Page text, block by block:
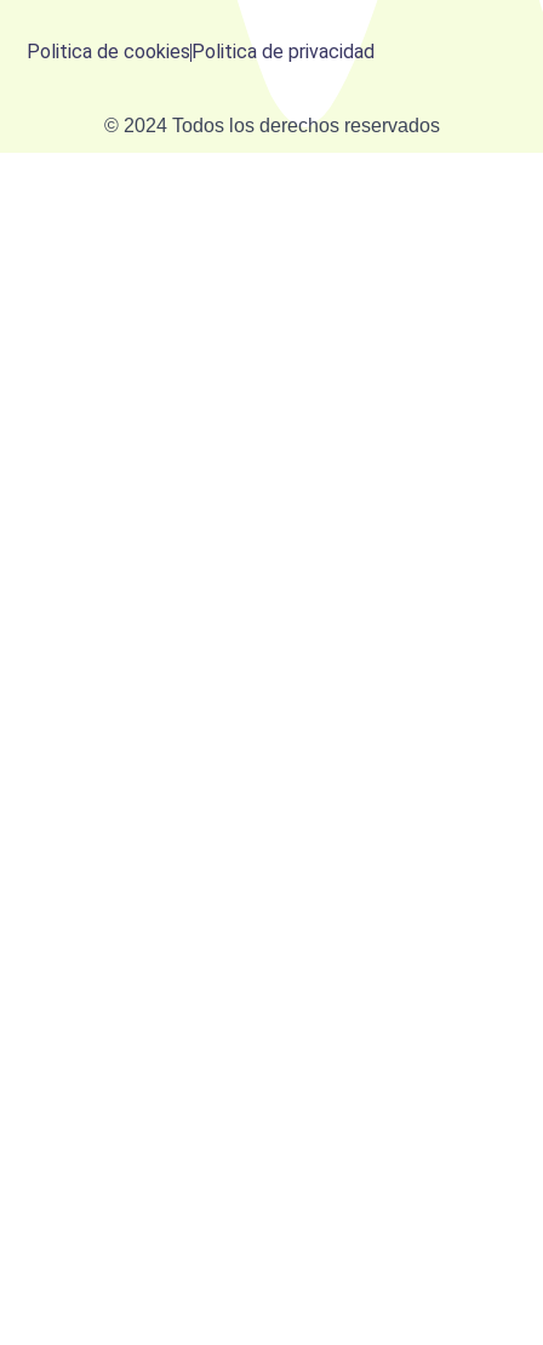
Politica de cookies Politica de privacidad
© 2024 Todos los derechos reservados